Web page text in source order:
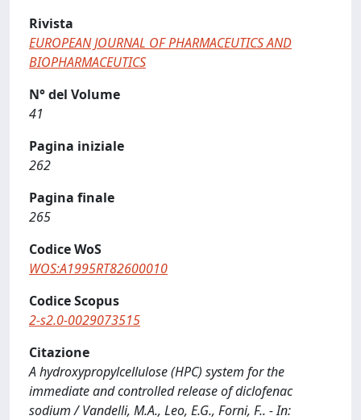
Rivista
EUROPEAN JOURNAL OF PHARMACEUTICS AND
BIOPHARMACEUTICS
N° del Volume
41
Pagina iniziale
262
Pagina finale
265
Codice WoS
WOS:A1995RT82600010
Codice Scopus
2-s2.0-0029073515
Citazione
A hydroxypropylcellulose (HPC) system for the
immediate and controlled release of diclofenac
sodium / Vandelli, M.A., Leo, E.G., Forni, F.. - In: